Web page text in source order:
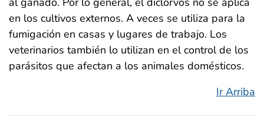
en los cultivos externos. A veces se utiliza para la
fumigación en casas y lugares de trabajo. Los
veterinarios también lo utilizan en el control de los
parásitos que afectan a los animales domésticos.
Ir Arriba